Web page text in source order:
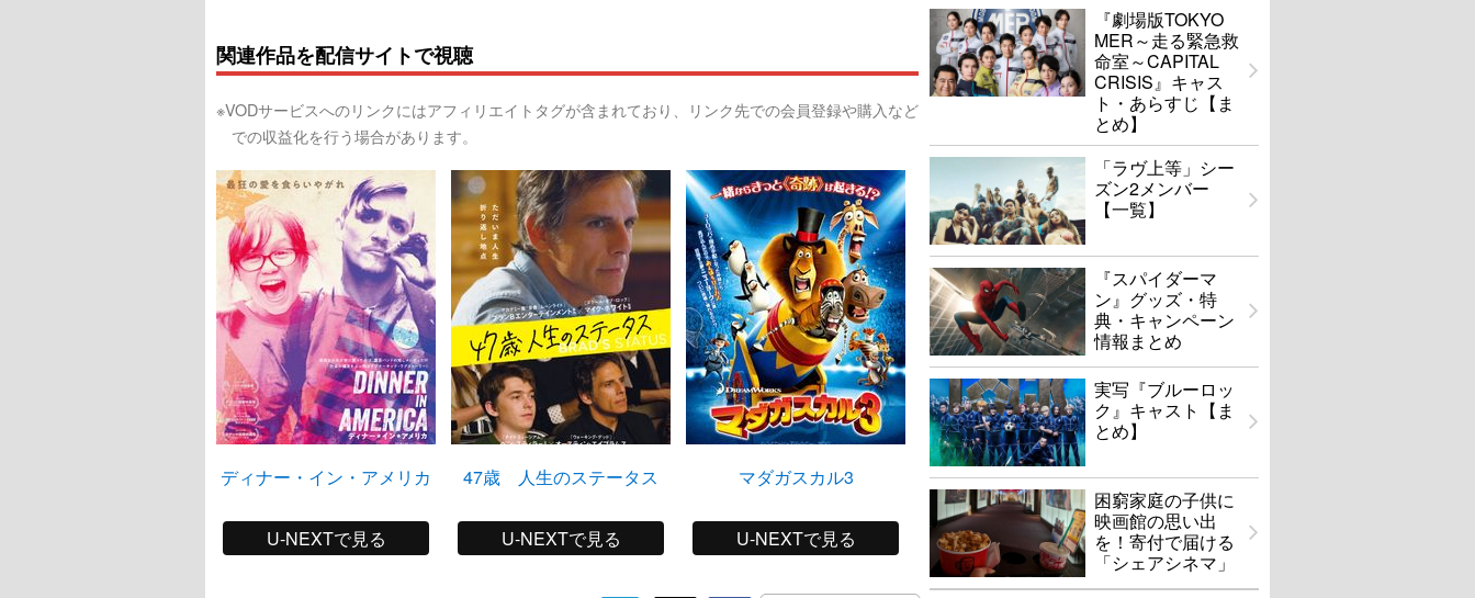
関連作品を配信サイトで視聴
※VODサービスへのリンクにはアフィリエイトタグが含まれており、リンク先での会員登録や購入など
での収益化を行う場合があります。
ディナー・イン・アメリカ
U-NEXTで見る
47歳 人生のステータス
U-NEXTで見る
マダガスカル3
U-NEXTで見る
ペントハウス
U-NEXTで見る
マダガスカル2
U-NEXTで見る
『劇場版TOKYO
MER～走る緊急救
命室～CAPITAL
CRISIS』キャス
ト・あらすじ【ま
とめ】
「ラヴ上等」シー
ズン2メンバー
【一覧】
『スパイダーマ
ン』グッズ・特
典・キャンペーン
情報まとめ
実写『ブルーロッ
ク』キャスト【ま
とめ】
困窮家庭の子供に
映画館の思い出
を！寄付で届ける
「シェアシネマ」